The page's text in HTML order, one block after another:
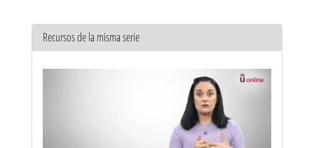
Recursos de la misma serie